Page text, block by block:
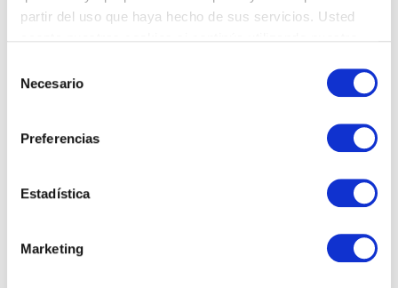
partir del uso que haya hecho de sus servicios. Usted
Necesario
Preferencias
Estadística
Marketing